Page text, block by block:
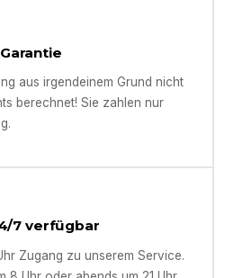
aus irgendeinem Grund nicht
berechnet! Sie zahlen nur
7 verfügbar
Zugang zu unserem Service.